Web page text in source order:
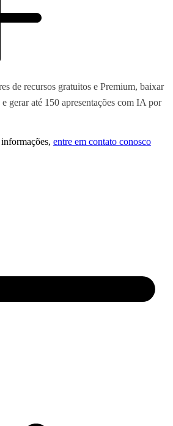
de recursos gratuitos e Premium, baixar
gerar até 150 apresentações com IA por
entre em contato conosco